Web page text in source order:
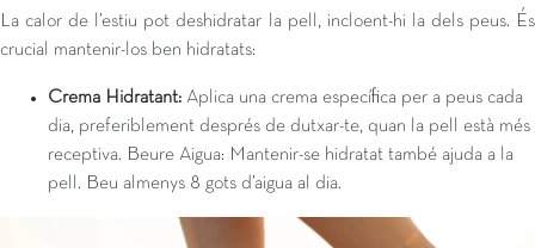
La calor de l’estiu pot deshidratar la pell, incloent-hi la dels peus. És
crucial mantenir-los ben hidratats:
Crema Hidratant: Aplica una crema específica per a peus cada
dia, preferiblement després de dutxar-te, quan la pell està més
receptiva. Beure Aigua: Mantenir-se hidratat també ajuda a la
pell. Beu almenys 8 gots d’aigua al dia.